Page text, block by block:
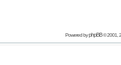
Powered byphpBB© 2001,